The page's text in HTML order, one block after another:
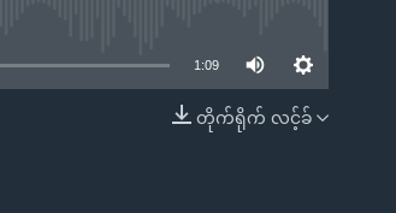
EMBED
1:09
တိုက်ရိုက် လင့်ခ်